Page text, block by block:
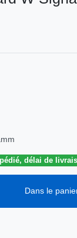
délai de
Dans le